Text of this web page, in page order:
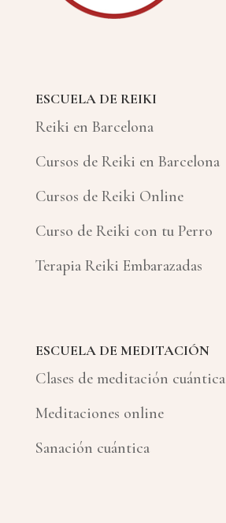
ESCUELA DE REIKI
Reiki en Barcelona
Cursos de Reiki en Barcelona
Cursos de Reiki Online
Curso de Reiki con tu Perro
Terapia Reiki Embarazadas
ESCUELA DE MEDITACIÓN
Clases de meditación cuántica
Meditaciones online
Sanación cuántica